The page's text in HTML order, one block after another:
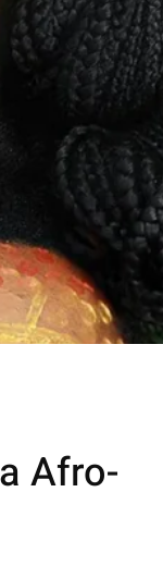
Afro-